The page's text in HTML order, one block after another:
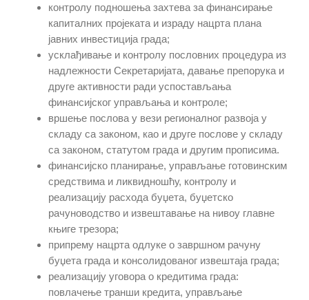
контролу подношења захтева за финансирање
капиталних пројеката и израду нацрта плана
јавних инвестиција града;
усклађивање и контролу пословних процедура из
надлежности Секретаријата, давање препорука и
друге активности ради успостављања
финансијског управљања и контроле;
вршење послова у вези регионалног развоја у
складу са законом, као и друге послове у складу
са законом, статутом града и другим прописима.
финансијско планирање, управљање готовинским
средствима и ликвидношћу, контролу и
реализацију расхода буџета, буџетско
рачуноводство и извештавање на нивоу главне
књиге трезора;
припрему нацрта одлуке о завршном рачуну
буџета града и консолидованог извештаја града;
реализацију уговора о кредитима града:
повлачење транши кредита, управљање